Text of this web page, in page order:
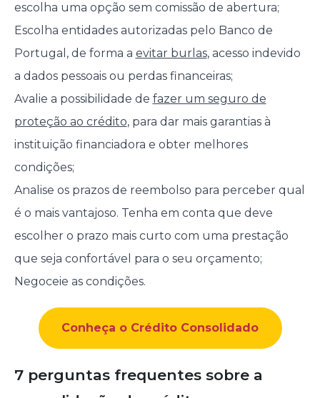
escolha uma opção sem comissão de abertura;
Escolha entidades autorizadas pelo Banco de
Portugal, de forma a evitar burlas, acesso indevido
a dados pessoais ou perdas financeiras;
Avalie a possibilidade de fazer um seguro de
proteção ao crédito, para dar mais garantias à
instituição financiadora e obter melhores
condições;
Analise os prazos de reembolso para perceber qual
é o mais vantajoso. Tenha em conta que deve
escolher o prazo mais curto com uma prestação
que seja confortável para o seu orçamento;
Negoceie as condições.
Conheça o Crédito Consolidado
7 perguntas frequentes sobre a